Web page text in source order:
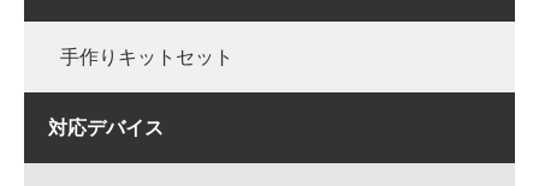
手作りキットセット
対応デバイス